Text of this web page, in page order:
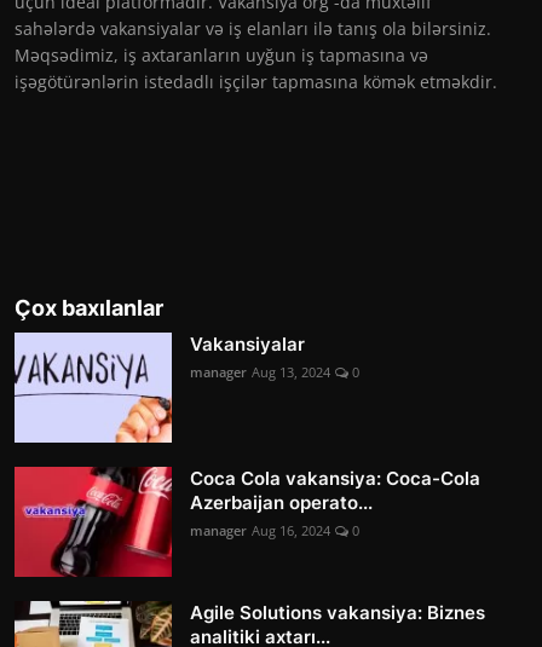
sahələrdə vakansiyalar və iş elanları ilə tanış ola bilərsiniz.
Məqsədimiz, iş axtaranların uyğun iş tapmasına və
işəgötürənlərin istedadlı işçilər tapmasına kömək etməkdir.
Çox baxılanlar
Vakansiyalar
manager Aug 13, 2024 0
Coca Cola vakansiya: Coca-Cola
Azerbaijan operato...
manager Aug 16, 2024 0
Agile Solutions vakansiya: Biznes
analitiki axtarı...